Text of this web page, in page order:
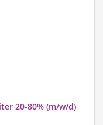
20-80% (m/w/d)